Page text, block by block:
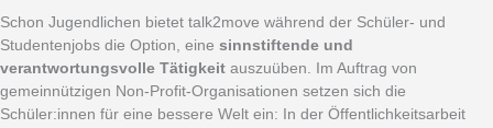
Schon Jugendlichen bietet talk2move während der Schüler- und
Studentenjobs die Option, eine sinnstiftende und
verantwortungsvolle Tätigkeit auszuüben. Im Auftrag von
gemeinnützigen Non-Profit-Organisationen setzen sich die
Schüler:innen für eine bessere Welt ein: In der Öffentlichkeitsarbeit